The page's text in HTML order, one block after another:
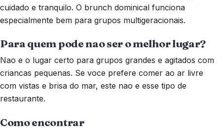
cuidado e tranquilo. O brunch dominical funciona
especialmente bem para grupos multigeracionais.
Para quem pode nao ser o melhor lugar?
Nao e o lugar certo para grupos grandes e agitados com
criancas pequenas. Se voce prefere comer ao ar livre
com vistas e brisa do mar, este nao e esse tipo de
restaurante.
Como encontrar